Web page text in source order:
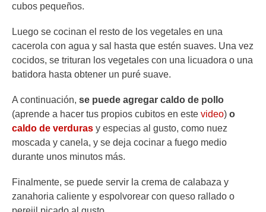
cubos pequeños.
Luego se cocinan el resto de los vegetales en una
cacerola con agua y sal hasta que estén suaves. Una vez
cocidos, se trituran los vegetales con una licuadora o una
batidora hasta obtener un puré suave.
A continuación, se puede agregar caldo de pollo
(aprende a hacer tus propios cubitos en este video) o
caldo de verduras y especias al gusto, como nuez
moscada y canela, y se deja cocinar a fuego medio
durante unos minutos más.
Finalmente, se puede servir la crema de calabaza y
zanahoria caliente y espolvorear con queso rallado o